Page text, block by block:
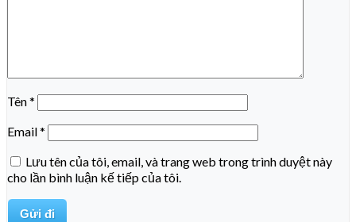
Tên*
Email*
Lưu tên của tôi, email, và trang web trong trình duyệt này
cho lần bình luận kế tiếp của tôi.